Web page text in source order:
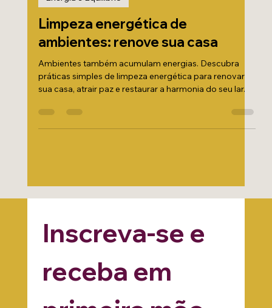
Energia e Equilíbrio
Limpeza energética de
ambientes: renove sua casa
Ambientes também acumulam energias. Descubra
práticas simples de limpeza energética para renovar
sua casa, atrair paz e restaurar a harmonia do seu lar.
Inscreva-se e
receba em